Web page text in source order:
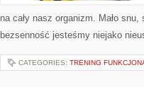
na cały nasz organizm. Mało
bezsenność jesteśmy niejako
CATEGORIES: TRENING